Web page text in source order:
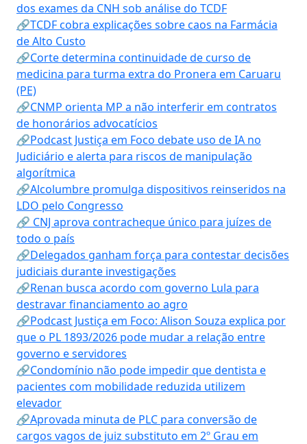
dos exames da CNH sob análise do TCDF
🔗TCDF cobra explicações sobre caos na Farmácia
de Alto Custo
🔗Corte determina continuidade de curso de
medicina para turma extra do Pronera em Caruaru
(PE)
🔗CNMP orienta MP a não interferir em contratos
de honorários advocatícios
🔗Podcast Justiça em Foco debate uso de IA no
Judiciário e alerta para riscos de manipulação
algorítmica
🔗Alcolumbre promulga dispositivos reinseridos na
LDO pelo Congresso
🔗 CNJ aprova contracheque único para juízes de
todo o país
🔗Delegados ganham força para contestar decisões
judiciais durante investigações
🔗Renan busca acordo com governo Lula para
destravar financiamento ao agro
🔗Podcast Justiça em Foco: Alison Souza explica por
que o PL 1893/2026 pode mudar a relação entre
governo e servidores
🔗Condomínio não pode impedir que dentista e
pacientes com mobilidade reduzida utilizem
elevador
🔗Aprovada minuta de PLC para conversão de
cargos vagos de juiz substituto em 2º Grau em